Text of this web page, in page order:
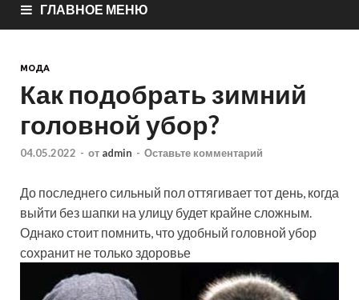
ГЛАВНОЕ МЕНЮ
МОДА
Как подобрать зимний
головной убор?
04.05.2022 - от admin - Оставьте комментарий
До последнего сильный пол оттягивает тот день, когда
выйти без шапки на улицу будет крайне сложным.
Однако стоит помнить, что удобный головной убор
сохранит не только здоровье